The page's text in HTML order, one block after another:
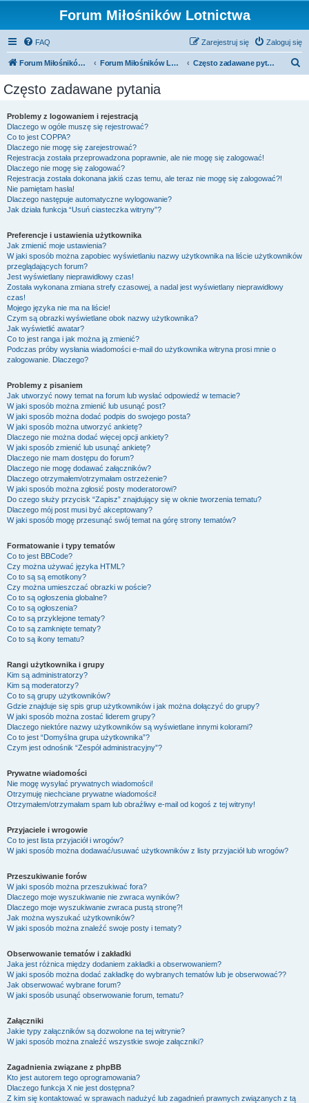
Forum Miłośników Lotnictwa
FAQ Zaloguj się
Zarejestruj się
Forum Miłośników Lotnictwa Forum Miłośników Lotnictwa Często zadawane pytania
Często zadawane pytania
Problemy z logowaniem i rejestracją
Dlaczego w ogóle muszę się rejestrować?
Co to jest COPPA?
Dlaczego nie mogę się zarejestrować?
Rejestracja została przeprowadzona poprawnie, ale nie mogę się zalogować!
Dlaczego nie mogę się zalogować?
Rejestracja została dokonana jakiś czas temu, ale teraz nie mogę się zalogować?!
Nie pamiętam hasła!
Dlaczego następuje automatyczne wylogowanie?
Jak działa funkcja “Usuń ciasteczka witryny”?
Preferencje i ustawienia użytkownika
Jak zmienić moje ustawienia?
W jaki sposób można zapobiec wyświetlaniu nazwy użytkownika na liście użytkowników
przeglądających forum?
Jest wyświetlany nieprawidłowy czas!
Została wykonana zmiana strefy czasowej, a nadal jest wyświetlany nieprawidłowy
czas!
Mojego języka nie ma na liście!
Czym są obrazki wyświetlane obok nazwy użytkownika?
Jak wyświetlić awatar?
Co to jest ranga i jak można ją zmienić?
Podczas próby wysłania wiadomości e-mail do użytkownika witryna prosi mnie o
zalogowanie. Dlaczego?
Problemy z pisaniem
Jak utworzyć nowy temat na forum lub wysłać odpowiedź w temacie?
W jaki sposób można zmienić lub usunąć post?
W jaki sposób można dodać podpis do swojego posta?
W jaki sposób można utworzyć ankietę?
Dlaczego nie można dodać więcej opcji ankiety?
W jaki sposób zmienić lub usunąć ankietę?
Dlaczego nie mam dostępu do forum?
Dlaczego nie mogę dodawać załączników?
Dlaczego otrzymałem/otrzymałam ostrzeżenie?
W jaki sposób można zgłosić posty moderatorowi?
Do czego służy przycisk “Zapisz” znajdujący się w oknie tworzenia tematu?
Dlaczego mój post musi być akceptowany?
W jaki sposób mogę przesunąć swój temat na górę strony tematów?
Formatowanie i typy tematów
Co to jest BBCode?
Czy można używać języka HTML?
Co to są są emotikony?
Czy można umieszczać obrazki w poście?
Co to są ogłoszenia globalne?
Co to są ogłoszenia?
Co to są przyklejone tematy?
Co to są zamknięte tematy?
Co to są ikony tematu?
Rangi użytkownika i grupy
Kim są administratorzy?
Kim są moderatorzy?
Co to są grupy użytkowników?
Gdzie znajduje się spis grup użytkowników i jak można dołączyć do grupy?
W jaki sposób można zostać liderem grupy?
Dlaczego niektóre nazwy użytkowników są wyświetlane innymi kolorami?
Co to jest “Domyślna grupa użytkownika”?
Czym jest odnośnik “Zespół administracyjny”?
Prywatne wiadomości
Nie mogę wysyłać prywatnych wiadomości!
Otrzymuję niechciane prywatne wiadomości!
Otrzymałem/otrzymałam spam lub obraźliwy e-mail od kogoś z tej witryny!
Przyjaciele i wrogowie
Co to jest lista przyjaciół i wrogów?
W jaki sposób można dodawać/usuwać użytkowników z listy przyjaciół lub wrogów?
Przeszukiwanie forów
W jaki sposób można przeszukiwać fora?
Dlaczego moje wyszukiwanie nie zwraca wyników?
Dlaczego moje wyszukiwanie zwraca pustą stronę?!
Jak można wyszukać użytkowników?
W jaki sposób można znaleźć swoje posty i tematy?
Obserwowanie tematów i zakładki
Jaka jest różnica między dodaniem zakładki a obserwowaniem?
W jaki sposób można dodać zakładkę do wybranych tematów lub je obserwować??
Jak obserwować wybrane forum?
W jaki sposób usunąć obserwowanie forum, tematu?
Załączniki
Jakie typy załączników są dozwolone na tej witrynie?
W jaki sposób można znaleźć wszystkie swoje załączniki?
Zagadnienia związane z phpBB
Kto jest autorem tego oprogramowania?
Dlaczego funkcja X nie jest dostępna?
Z kim się kontaktować w sprawach nadużyć lub zagadnień prawnych związanych z tą